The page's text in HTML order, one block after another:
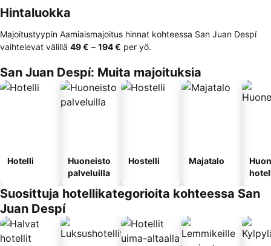
Hintaluokka
Majoitustyypin Aamiaismajoitus hinnat kohteessa San Juan Despí
vaihtelevat välillä ‎49 € – ‎194 € per yö.
San Juan Despí: Muita majoituksia
Hotelli
Huoneisto
palveluilla
Hostelli Majatalo
Suosittuja hotellikategorioita kohteessa San
Juan Despí